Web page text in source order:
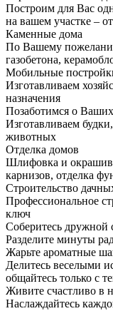
Построим для Вас
на вашем участке –
Каменные дома
По Вашему
газобетона,
Мобильные
Изготавливаем
назначения
Позаботимся о
Изготавливаем
животных
Отделка домов
Шлифовка и
карнизов, отделка
Строительство
Профессиональное
ключ
Соберитесь дружной
Разделите минуты
Жарьте ароматные
Делитесь веселыми
общайтесь только с
Живите счастливо в
Наслаждайтесь